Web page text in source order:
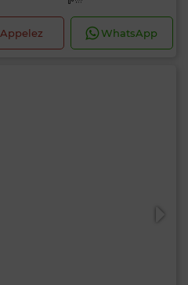
Appelez WhatsApp